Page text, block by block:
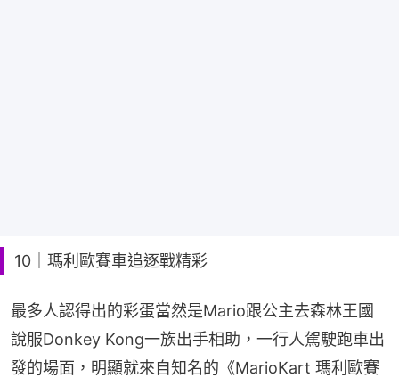
10｜瑪利歐賽車追逐戰精彩
最多人認得出的彩蛋當然是Mario跟公主去森林王國
說服Donkey Kong一族出手相助，一行人駕駛跑車出
發的場面，明顯就來自知名的《MarioKart 瑪利歐賽